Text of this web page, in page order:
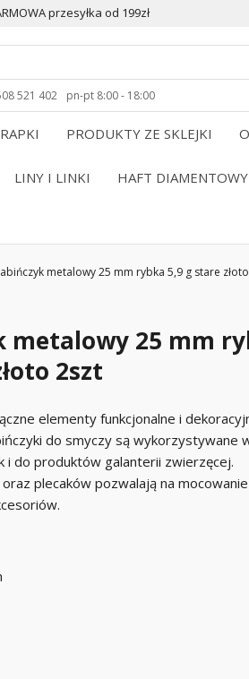
przesyłka od 199zł
521 402 pn-pt 8:00 - 18:00
PRODUKTY ZE SKLEJKI
LINY I LINKI HAFT DIAMENTOWY
metalowy 25 mm rybka 5,9 g stare
metalowy 25 mm
2szt
elementy funkcjonalne i
do smyczy są wykorzystywane
i do produktów galanterii zwierzęcej.
plecaków pozwalają na mocowanie